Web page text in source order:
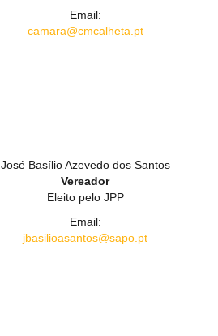
Email:
camara@cmcalheta.pt
José Basílio Azevedo dos Santos
Vereador
Eleito pelo JPP
Email:
jbasilioasantos@sapo.pt